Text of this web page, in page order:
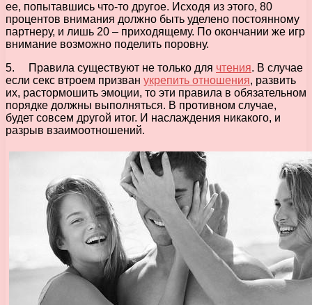
ее, попытавшись что-то другое. Исходя из этого, 80
процентов внимания должно быть уделено постоянному
партнеру, и лишь 20 – приходящему. По окончании же игр
внимание возможно поделить поровну.
5. Правила существуют не только для чтения. В случае
если секс втроем призван укрепить отношения, развить
их, растормошить эмоции, то эти правила в обязательном
порядке должны выполняться. В противном случае,
будет совсем другой итог. И наслаждения никакого, и
разрыв взаимоотношений.